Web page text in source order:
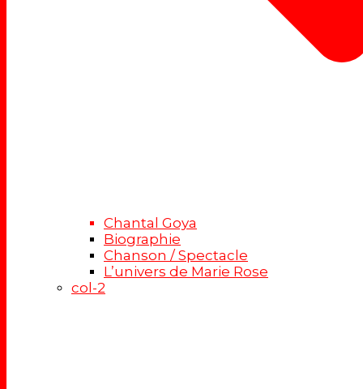
Chantal Goya
Biographie
Chanson / Spectacle
L’univers de Marie Rose
col-2